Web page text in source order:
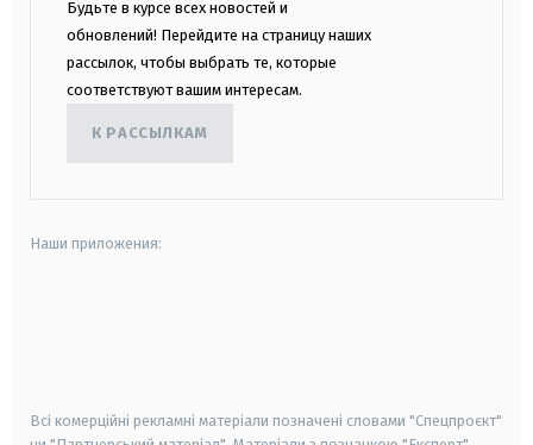
Будьте в курсе всех новостей и
обновлений! Перейдите на страницу наших
рассылок, чтобы выбрать те, которые
соответствуют вашим интересам.
К РАССЫЛКАМ
Наши приложения:
Всі комерційні рекламні матеріали позначені словами "Спецпроєкт"